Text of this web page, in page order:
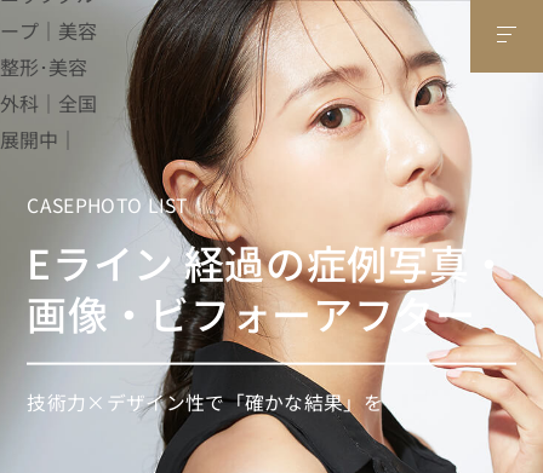
CASEPHOTO LIST
Eライン 経過の症例写真・
画像・ビフォーアフター
技術力×デザイン性で「確かな結果」を